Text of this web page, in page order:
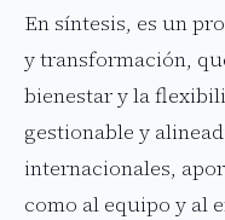
En síntesis, es un
y transformación,
bienestar y la
gestionable y
internacionales,
como al equipo y al